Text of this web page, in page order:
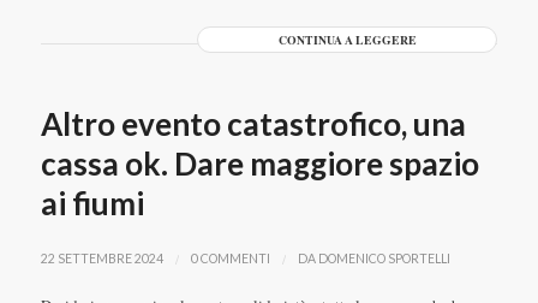
CONTINUA A LEGGERE
Altro evento catastrofico, una
cassa ok. Dare maggiore spazio
ai fiumi
22 SETTEMBRE 2024 / 0 COMMENTI / DA DOMENICO SPORTELLI